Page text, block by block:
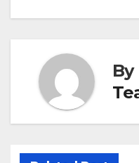
By